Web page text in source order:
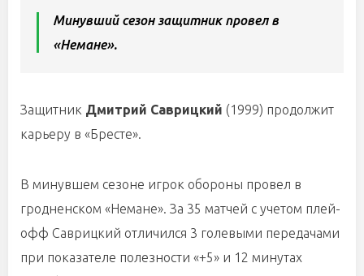
Минувший сезон защитник провел в
«Немане».
Защитник Дмитрий Саврицкий (1999) продолжит
карьеру в «Бресте».
В минувшем сезоне игрок обороны провел в
гродненском «Немане». За 35 матчей с учетом плей-
офф Саврицкий отличился 3 голевыми передачами
при показателе полезности «+5» и 12 минутах